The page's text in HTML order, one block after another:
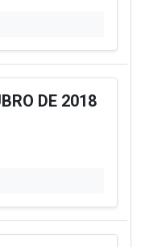
DE 2018